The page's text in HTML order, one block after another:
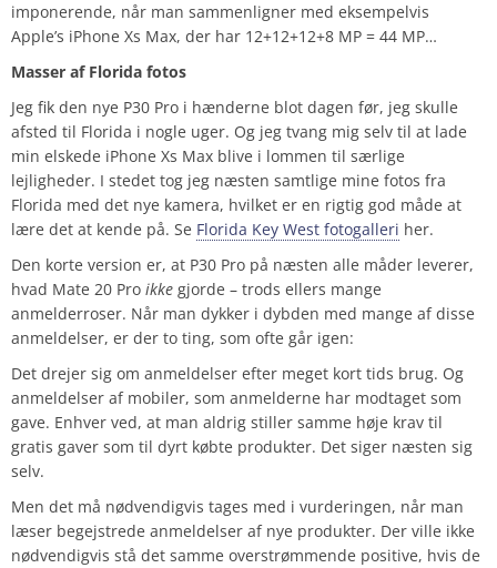
imponerende, når man sammenligner med eksempelvis
Apple’s iPhone Xs Max, der har 12+12+12+8 MP = 44 MP…
Masser af Florida fotos
Jeg fik den nye P30 Pro i hænderne blot dagen før, jeg skulle
afsted til Florida i nogle uger. Og jeg tvang mig selv til at lade
min elskede iPhone Xs Max blive i lommen til særlige
lejligheder. I stedet tog jeg næsten samtlige mine fotos fra
Florida med det nye kamera, hvilket er en rigtig god måde at
lære det at kende på. Se Florida Key West fotogalleri her.
Den korte version er, at P30 Pro på næsten alle måder leverer,
hvad Mate 20 Pro ikke gjorde – trods ellers mange
anmelderroser. Når man dykker i dybden med mange af disse
anmeldelser, er der to ting, som ofte går igen:
Det drejer sig om anmeldelser efter meget kort tids brug. Og
anmeldelser af mobiler, som anmelderne har modtaget som
gave. Enhver ved, at man aldrig stiller samme høje krav til
gratis gaver som til dyrt købte produkter. Det siger næsten sig
selv.
Men det må nødvendigvis tages med i vurderingen, når man
læser begejstrede anmeldelser af nye produkter. Der ville ikke
nødvendigvis stå det samme overstrømmende positive, hvis de